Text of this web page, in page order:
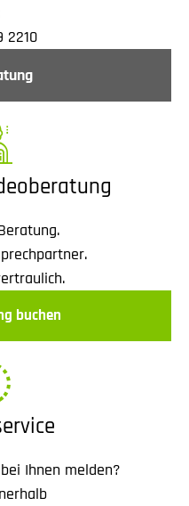
2210
buchen
Ihnen melden?